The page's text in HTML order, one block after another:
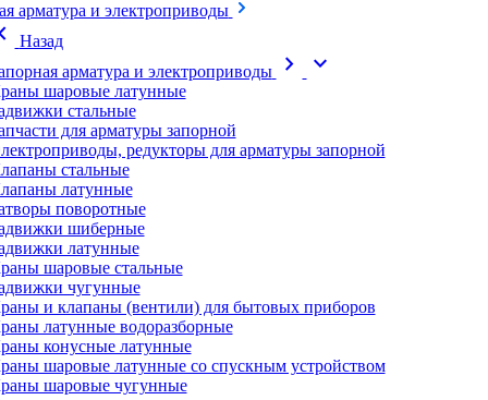
арматура и электроприводы
Назад
арматура и электроприводы
chevron_right expand_more
шаровые латунные
стальные
для арматуры запорной
редукторы для арматуры запорной
стальные
латунные
поворотные
шиберные
латунные
шаровые стальные
чугунные
и клапаны (вентили) для бытовых приборов
латунные водоразборные
конусные латунные
шаровые латунные со спускным устройством
шаровые чугунные